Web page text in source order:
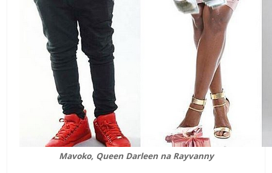
Mavoko, Queen Darleen na Rayvanny